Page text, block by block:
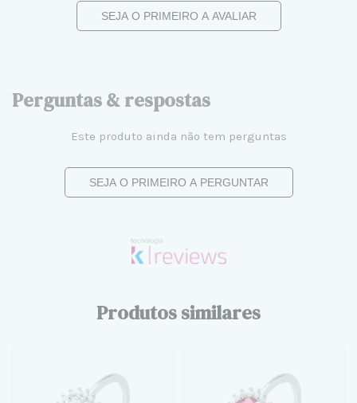
SEJA O PRIMEIRO A AVALIAR
Perguntas & respostas
Este produto ainda não tem perguntas
SEJA O PRIMEIRO A PERGUNTAR
Produtos similares